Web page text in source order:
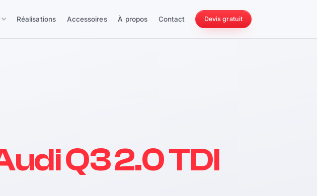
Réalisations Accessoires À propos Contact Devis gratuit
228 Nm
Q3 2.0 TDI